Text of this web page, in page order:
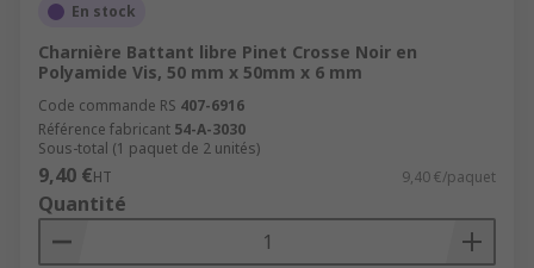
En stock
Charnière Battant libre Pinet Crosse Noir en
Polyamide Vis, 50 mm x 50mm x 6 mm
Code commande RS 407-6916
Référence fabricant 54-A-3030
Sous-total (1 paquet de 2 unités)
9,40 €HT 9,40 €/paquet
Quantité